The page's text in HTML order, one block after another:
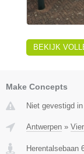
BEKIJK
Make Concepts
Niet gevestigd
Antwerpen »
Herentalsebaan